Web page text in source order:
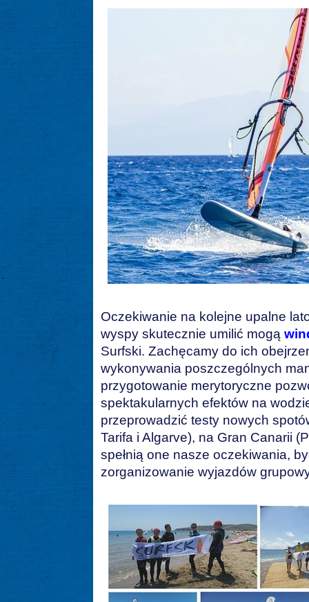
Oczekiwanie na kolejne upalne
wyspy skutecznie umilić mogą
Surfski. Zachęcamy do ich
wykonywania poszczególnych
przygotowanie merytoryczne
spektakularnych efektów na
przeprowadzić testy nowych
Tarifa i Algarve), na Gran Canarii
spełnią one nasze oczekiwania,
zorganizowanie wyjazdów